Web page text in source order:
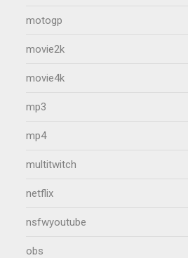
motogp
movie2k
movie4k
mp3
mp4
multitwitch
netflix
nsfwyoutube
obs